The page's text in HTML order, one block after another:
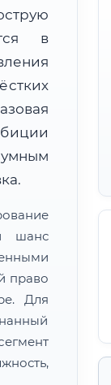
в
шанс
право
Для